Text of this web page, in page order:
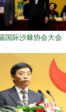
国际沙棘协会大会